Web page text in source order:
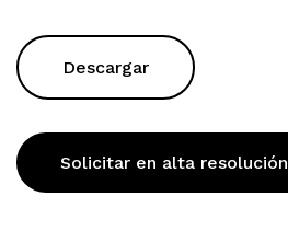
Descargar
Solicitar en alta resolución